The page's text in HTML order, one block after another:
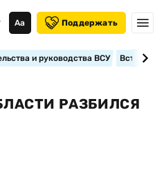
Аа Поддержать
и руководства ВСУ
РАЗБИЛСЯ